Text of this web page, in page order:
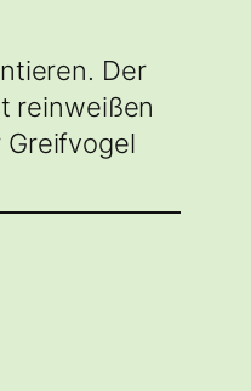
Der
reinweißen
Greifvogel